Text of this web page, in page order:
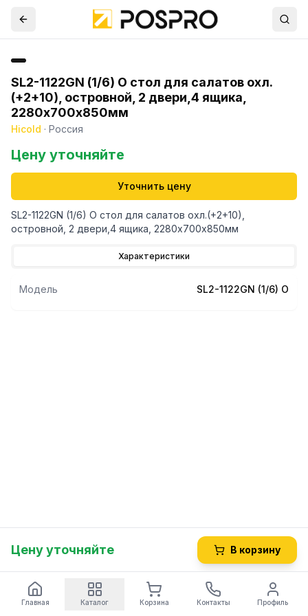
SL2-1122GN (1/6) О стол для салатов охл.
(+2+10), островной, 2 двери,4 ящика,
2280х700х850мм
Hicold · Россия
Цену уточняйте
Уточнить цену
SL2-1122GN (1/6) О стол для салатов охл.(+2+10),
островной, 2 двери,4 ящика, 2280х700х850мм
Характеристики
Модель SL2-1122GN (1/6) О
Цену уточняйте В корзину
Главная Каталог Корзина Контакты Профиль